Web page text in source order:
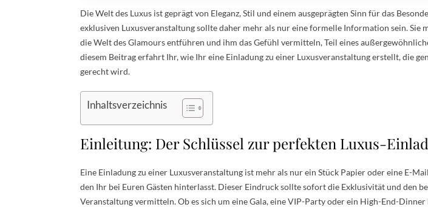
Die Welt des Luxus ist geprägt von Eleganz, Stil und einem ausgeprägten Sinn für das
exklusiven Luxusveranstaltung sollte daher mehr als nur eine formelle Information sein. Sie
die Welt des Glamours entführen und ihm das Gefühl vermitteln, Teil eines
diesem Beitrag erfahrt Ihr, wie Ihr eine Einladung zu einer Luxusveranstaltung erstellt, die
gerecht wird.
Inhaltsverzeichnis
Einleitung: Der Schlüssel zur perfekten Luxus-
Eine Einladung zu einer Luxusveranstaltung ist mehr als nur ein Stück Papier oder eine E-
den Ihr bei Euren Gästen hinterlasst. Dieser Eindruck sollte sofort die Exklusivität und den
Veranstaltung vermitteln. Ob es sich um eine Gala, eine VIP-Party oder ein High-End-